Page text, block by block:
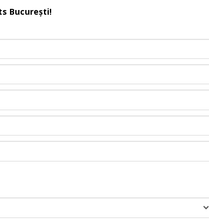
București!